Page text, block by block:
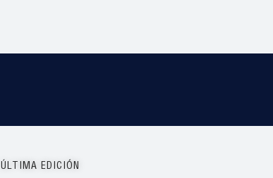
ÚLTIMA EDICIÓN